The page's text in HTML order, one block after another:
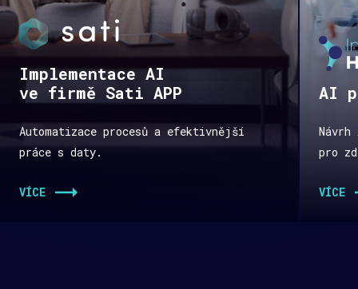
Implementace AI
ve firmě Sati APP
Automatizace procesů a efektivnější
práce s daty.
VÍCE
AI
pro
VÍCE